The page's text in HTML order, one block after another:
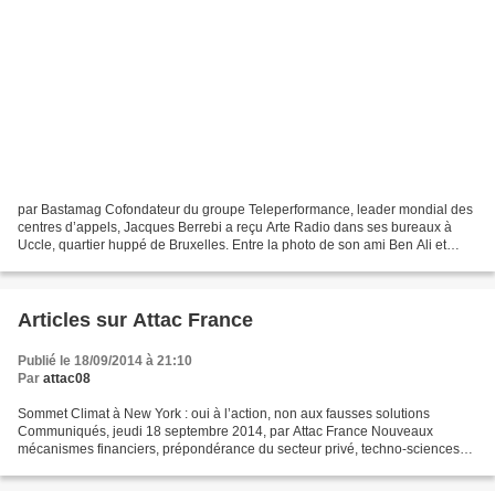
par Bastamag Cofondateur du groupe Teleperformance, leader mondial des
centres d’appels, Jacques Berrebi a reçu Arte Radio dans ses bureaux à
Uccle, quartier huppé de Bruxelles. Entre la photo de son ami Ben Ali et
Articles sur Attac France
Publié le 18/09/2014 à 21:10
Par attac08
Sommet Climat à New York : oui à l’action, non aux fausses solutions
Communiqués, jeudi 18 septembre 2014, par Attac France Nouveaux
mécanismes financiers, prépondérance du secteur privé, techno-sciences…